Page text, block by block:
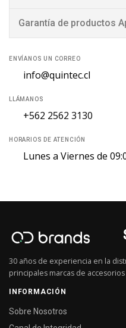
Garantía de productos
ENVÍANOS UN CORREO
info@quintec.cl
LLÁMANOS
+562 2562 3130
HORARIOS DE ATENCIÓN
Lunes a Viernes de
30 años de experiencia en la
principales marcas de
INFORMACIÓN
Sobre Nosotros